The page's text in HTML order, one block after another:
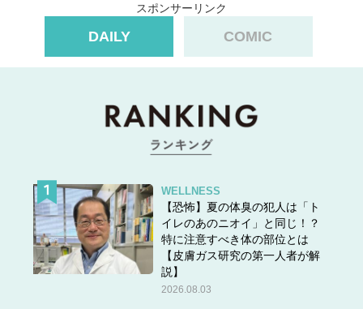
スポンサーリンク
DAILY COMIC
WELLNESS
【恐怖】夏の体臭の犯人は「ト
イレのあのニオイ」と同じ！？
特に注意すべき体の部位とは
【皮膚ガス研究の第一人者が解
説】
2026.08.03